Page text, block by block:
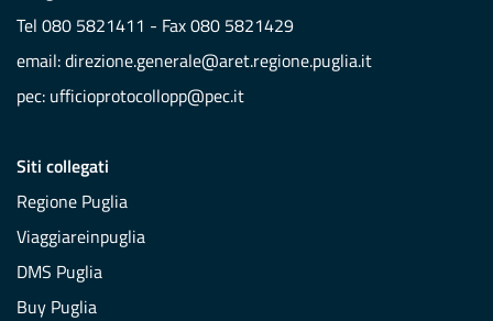
Tel 080 5821411 - Fax 080 5821429
email:direzione.generale@aret.regione.puglia.it
pec: ufficioprotocollopp@pec.it
Siti collegati
Regione Puglia
Viaggiareinpuglia
DMS Puglia
Buy Puglia